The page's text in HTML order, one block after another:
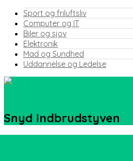
Sport og friluftsliv
Computer og IT
Biler og sjov
Elektronik
Mad og Sundhed
Uddannelse og Ledelse
Snyd Indbrudstyven